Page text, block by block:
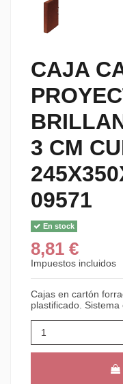
CAJA
3 CM
09571
En stock
8,81 €
Impuestos incluidos
Cajas en cartón
plastificado. Sistema